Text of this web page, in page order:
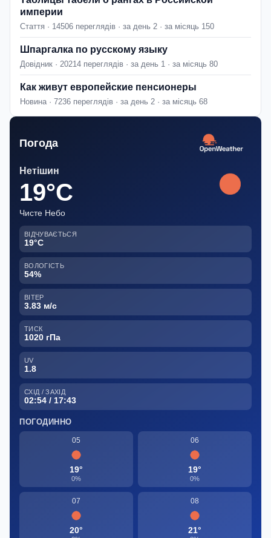
империи
Стаття · 14506 переглядів · за день 2 · за місяць 150
Шпаргалка по русскому языку
Довідник · 20214 переглядів · за день 1 · за місяць 80
Как живут европейские пенсионеры
Новина · 7236 переглядів · за день 2 · за місяць 68
Погода
Нетішин
19°C
Чисте Небо
ВІДЧУВАЄТЬСЯ
19°C
ВОЛОГІСТЬ
54%
ВІТЕР
3.83 м/с
ТИСК
1020 гПа
UV
1.8
СХІД / ЗАХІД
02:54 / 17:43
ПОГОДИННО
05
19°
0%
06
19°
0%
07
20°
08
21°